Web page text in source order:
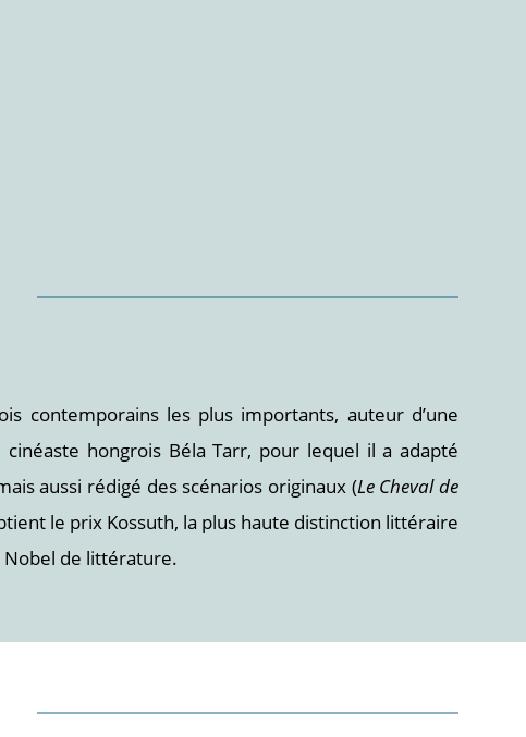
contemporains les plus importants, auteur d’une
hongrois Béla Tarr, pour lequel il a adapté
aussi rédigé des scénarios originaux (Le Cheval de
le prix Kossuth, la plus haute distinction littéraire
Nobel de littérature.